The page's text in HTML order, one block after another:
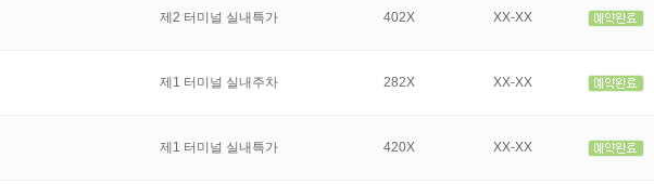
제2 터미널 실내특가 402X XX-XX
제1 터미널 실내주차 282X XX-XX
제1 터미널 실내특가 420X XX-XX